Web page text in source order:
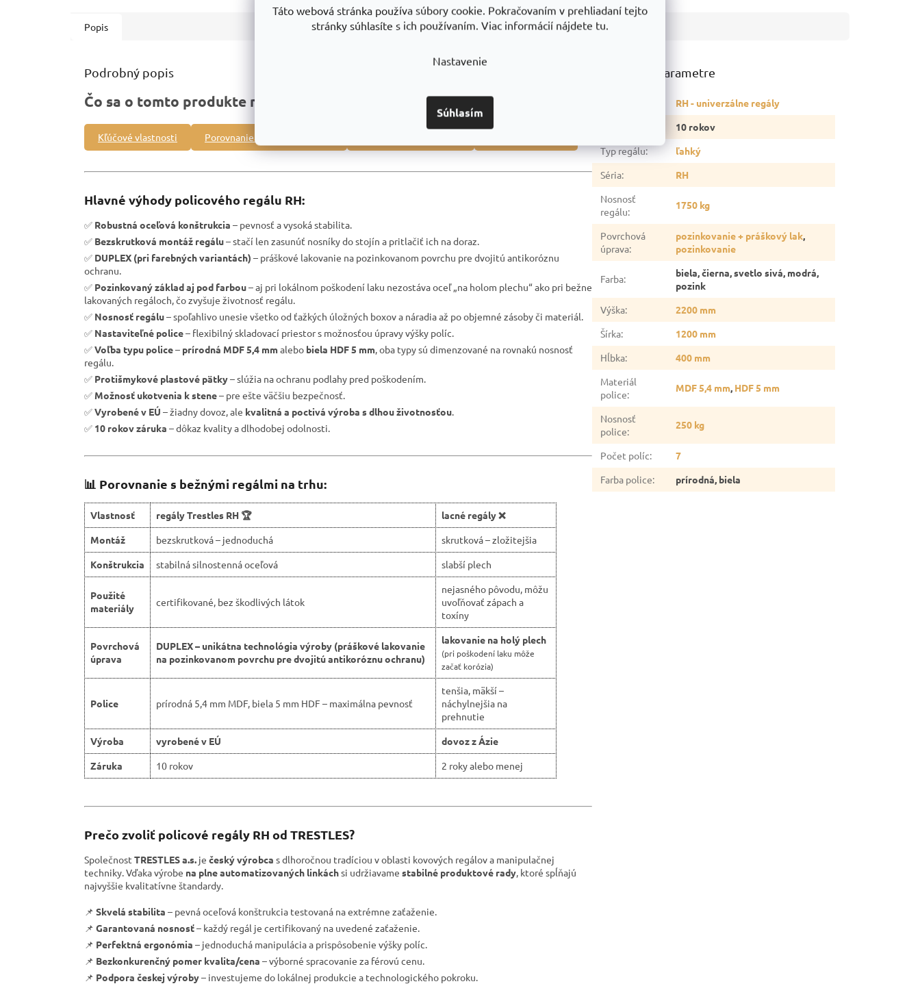
Táto webová stránka používa súbory cookie. Pokračovaním v prehliadaní tejto
stránky súhlasíte s ich používaním. Viac informácií nájdete tu.
Nastavenie
Súhlasím
Popis
Podrobný popis
Čo sa o tomto produkte môžete dozvedieť? Napríklad:
Kľúčové vlastnosti Porovnanie s inými produktmi
Hlavné výhody policového regálu RH:
✅ Robustná oceľová konštrukcia – pevnosť a vysoká stabilita.
✅ Bezskrutková montáž regálu– stačí len zasunúť nosníky do stojín a pritlačiť ich na doraz.
✅ DUPLEX (pri farebných variantách) – práškové lakovanie na pozinkovanom povrchu pre dvojitú antikoróznu
ochranu.
✅ Pozinkovaný základ aj pod farbou– aj pri lokálnom poškodení laku nezostáva oceľ „na holom plechu“ ako pri bežne
lakovaných regáloch, čo zvyšuje životnosť regálu.
✅ Nosnosť regálu– spoľahlivo unesie všetko od ťažkých úložných boxov a náradia až po objemné zásoby či materiál.
✅ Nastaviteľné police– flexibilný skladovací priestor s možnosťou úpravy výšky políc.
✅Voľba typu police– prírodná MDF 5,4 mmalebo biela HDF 5 mm, oba typy sú dimenzované na rovnakú nosnosť
regálu.
✅ Protišmykové plastové pätky– slúžia na ochranu podlahy pred poškodením.
✅ Možnosť ukotvenia k stene– pre ešte väčšiu bezpečnosť.
✅Vyrobené v EÚ – žiadny dovoz, ale kvalitná a poctivá výroba s dlhou životnosťou.
✅ 10 rokov záruka – dôkaz kvality a dlhodobej odolnosti.
📊 Porovnanie s bežnými regálmi na trhu:
Vlastnosť regály Trestles RH 🏆
lacné regály ❌
Montáž
bezskrutková – jednoduchá
skrutková – zložitejšia
Konštrukcia
stabilná silnostenná oceľová slabší plech
Použité
materiály
certifikované, bez škodlivých látok
nejasného pôvodu, môžu
uvoľňovať zápach a
toxíny
Povrchová
úprava
DUPLEX – unikátna technológia výroby (práškové lakovanie
na pozinkovanom povrchu pre dvojitú antikoróznu ochranu)
lakovanie na holý plech
(pri poškodení laku môže
začať korózia)
Police prírodná 5,4 mm MDF, biela 5 mm HDF – maximálna pevnosť
tenšia, mäkší –
náchylnejšia na
prehnutie
Výroba
vyrobené v EÚ
dovoz z Ázie
Záruka
10 rokov 2 roky alebo menej
Prečo zvoliť policové regály RH od TRESTLES?
Společnost TRESTLES a.s. je český výrobca s dlhoročnou tradíciou v oblasti kovových regálov a manipulačnej
techniky. Vďaka výrobe na plne automatizovaných linkáchsi udržiavame stabilné produktové rady, ktoré spĺňajú
najvyššie kvalitatívne štandardy.
📌 Skvelá stabilita – pevná oceľová konštrukcia testovaná na extrémne zaťaženie.
📌 Garantovaná nosnosť– každý regál je certifikovaný na uvedené zaťaženie.
📌 Perfektná ergonómia – jednoduchá manipulácia a prispôsobenie výšky políc.
📌 Bezkonkurenčný pomer kvalita/cena – výborné spracovanie za férovú cenu.
📌 Podpora českej výroby– investujeme do lokálnej produkcie a technologického pokroku.
Dodatočné parametre
RH - univerzálne regály
10 rokov
Typ regálu:
ľahký
Séria:
RH
Nosnosť
regálu:
1750 kg
Povrchová
úprava:
pozinkovanie + práškový lak,
pozinkovanie
Farba:
biela, čierna, svetlo sivá, modrá,
pozink
Výška:
2200 mm
Šírka:
1200 mm
Hĺbka:
400 mm
Materiál
police:
MDF 5,4 mm, HDF 5 mm
Nosnosť
police:
250 kg
Počet políc:
7
Farba police: prírodná, biela